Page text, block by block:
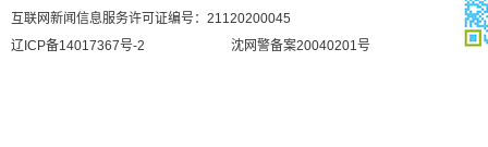
互联网新闻信息服务许可证编号：21120200045
辽ICP备14017367号-2
沈网警备案20040201号